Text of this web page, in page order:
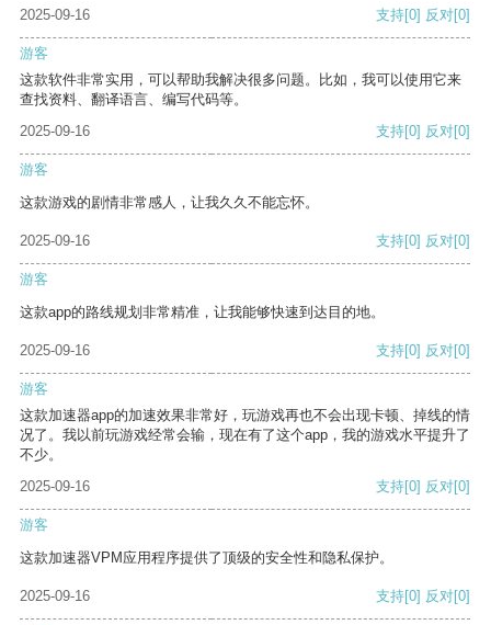
2025-09-16 支持[0] 反对[0]
游客
这款软件非常实用，可以帮助我解决很多问题。比如，我可以使用它来
查找资料、翻译语言、编写代码等。
2025-09-16
支持[0] 反对[0]
游客
这款游戏的剧情非常感人，让我久久不能忘怀。
2025-09-16 支持[0] 反对[0]
游客
这款app的路线规划非常精准，让我能够快速到达目的地。
2025-09-16 支持[0] 反对[0]
游客
这款加速器app的加速效果非常好，玩游戏再也不会出现卡顿、掉线的情
况了。我以前玩游戏经常会输，现在有了这个app，我的游戏水平提升了
不少。
2025-09-16
支持[0] 反对[0]
游客
这款加速器VPM应用程序提供了顶级的安全性和隐私保护。
2025-09-16 支持[0] 反对[0]